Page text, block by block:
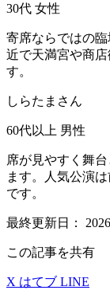
30代 女性
寄席ならではの
近で天満宮や商
す。
しらたまさん
60代以上 男性
席が見やすく舞
ます。人気公演
です。
最終更新日：
この記事を共有
X はてブ LINE